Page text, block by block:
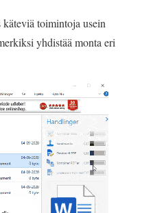
toimintoja usein
yhdistää monta eri